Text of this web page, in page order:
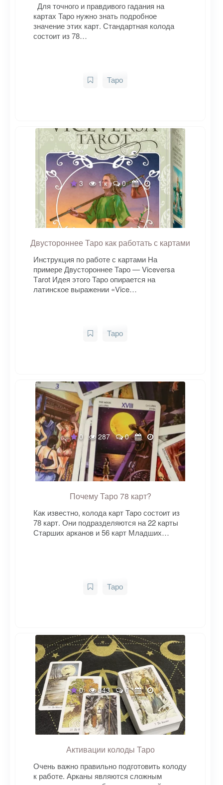
Для точного и правдивого гадания на
картах Таро нужно знать подробное
значение этих карт. Стандартная колода
состоит из 78…
Таро
3 1 к 0
Двустороннее Таро как работать с картами
Инструкция по работе с картами На
примере Двустороннее Таро — Viceversa
Тarot Идея этого Таро опирается на
латинское выражении «Vice…
Таро
0 287 0
Почему Таро 78 карт?
Как известно, колода карт Таро состоит из
78 карт. Они подразделяются на 22 карты
Старших арканов и 56 карт Младших…
Таро
0 343 0
Активации колоды Таро
Очень важно правильно подготовить колоду
к работе. Арканы являются сложным